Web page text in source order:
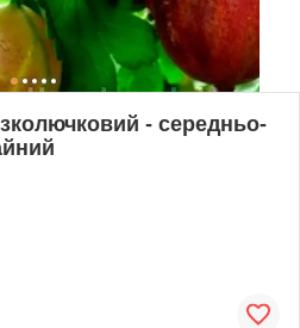
- середньо-